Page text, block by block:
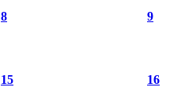
8 9
15 16